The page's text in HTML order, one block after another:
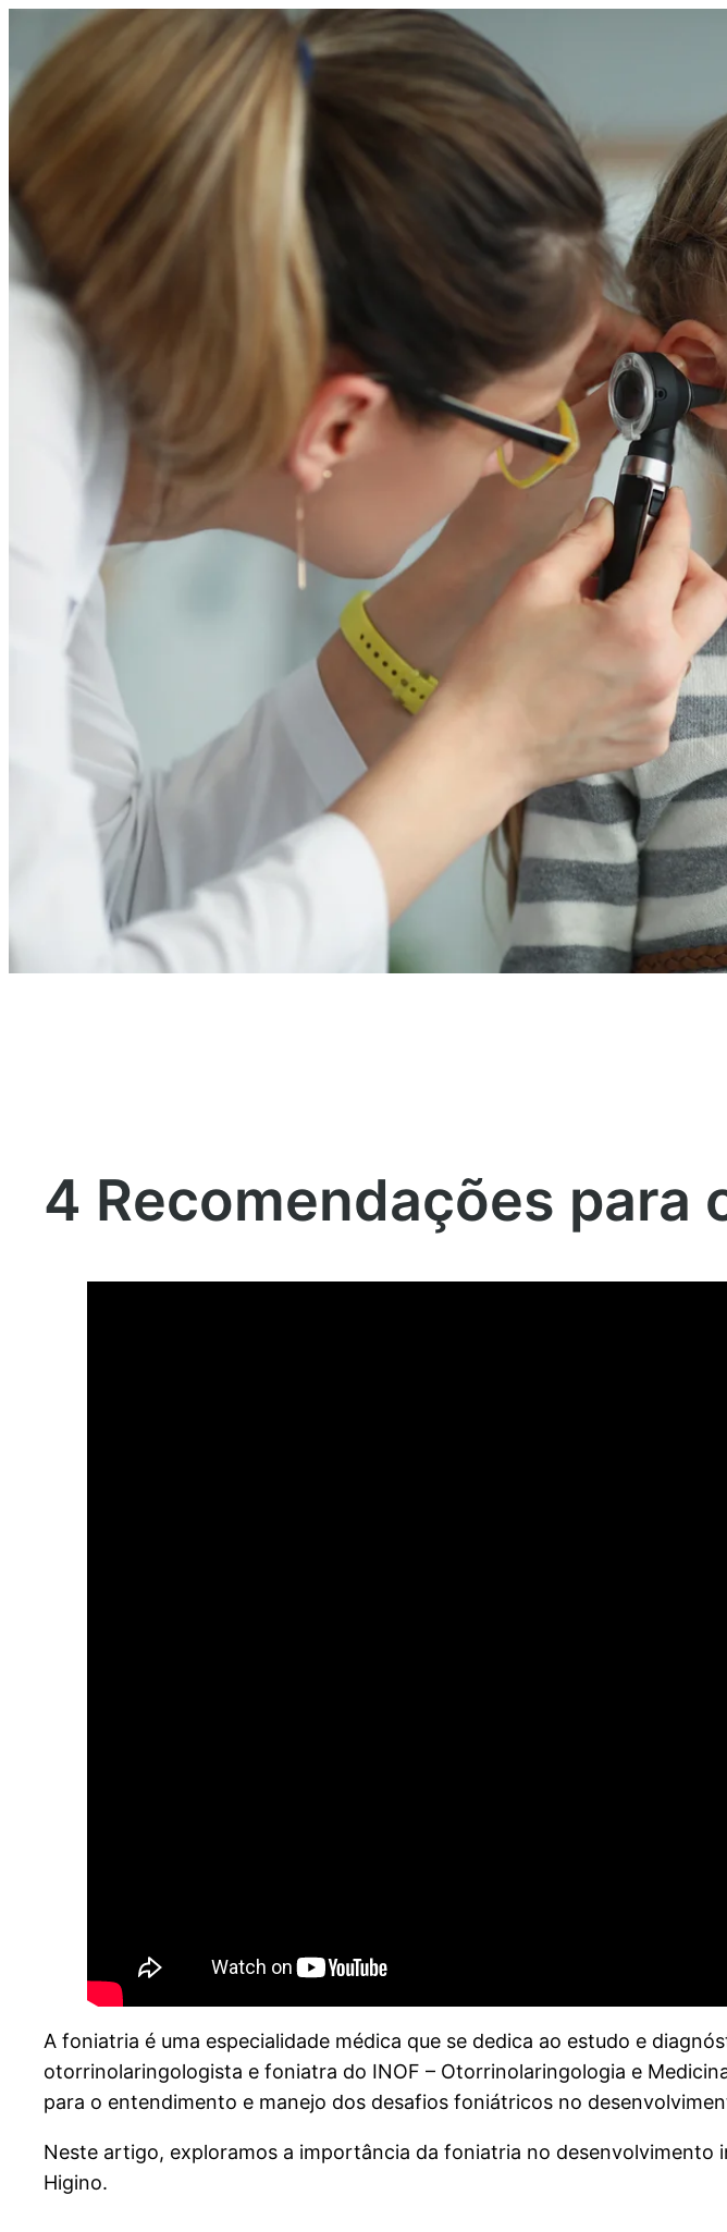
4 Recomendações para
A foniatria é uma especialidade médica que se dedica ao estudo e
otorrinolaringologista e foniatra do INOF – Otorrinolaringologia e
para o entendimento e manejo dos desafios foniátricos no
Neste artigo, exploramos a importância da foniatria no desenvolvimento
Higino.